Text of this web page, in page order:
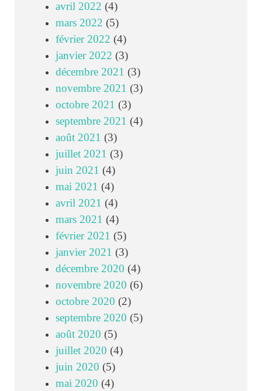
avril 2022 (4)
mars 2022 (5)
février 2022 (4)
janvier 2022 (3)
décembre 2021 (3)
novembre 2021 (3)
octobre 2021 (3)
septembre 2021 (4)
août 2021 (3)
juillet 2021 (3)
juin 2021 (4)
mai 2021 (4)
avril 2021 (4)
mars 2021 (4)
février 2021 (5)
janvier 2021 (3)
décembre 2020 (4)
novembre 2020 (6)
octobre 2020 (2)
septembre 2020 (5)
août 2020 (5)
juillet 2020 (4)
juin 2020 (5)
mai 2020 (4)